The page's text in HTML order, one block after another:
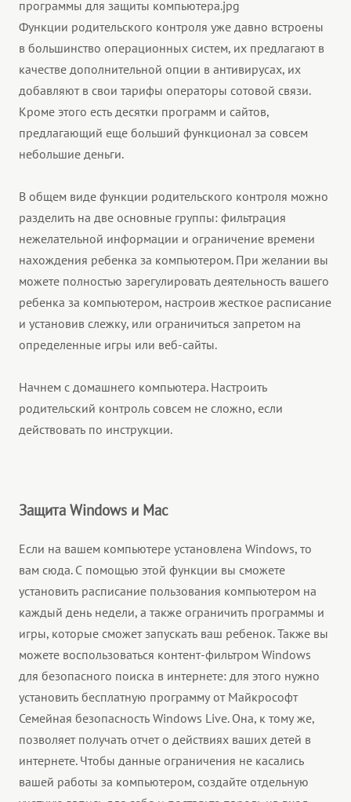
программы для защиты компьютера.jpg
Функции родительского контроля уже давно встроены
в большинство операционных систем, их предлагают в
качестве дополнительной опции в антивирусах, их
добавляют в свои тарифы операторы сотовой связи.
Кроме этого есть десятки программ и сайтов,
предлагающий еще больший функционал за совсем
небольшие деньги.
В общем виде функции родительского контроля можно
разделить на две основные группы: фильтрация
нежелательной информации и ограничение времени
нахождения ребенка за компьютером. При желании вы
можете полностью зарегулировать деятельность вашего
ребенка за компьютером, настроив жесткое расписание
и установив слежку, или ограничиться запретом на
определенные игры или веб-сайты.
Начнем с домашнего компьютера. Настроить
родительский контроль совсем не сложно, если
действовать по инструкции.
Защита Windows и Mac
Если на вашем компьютере установлена Windows, то
вам сюда. С помощью этой функции вы сможете
установить расписание пользования компьютером на
каждый день недели, а также ограничить программы и
игры, которые сможет запускать ваш ребенок. Также вы
можете воспользоваться контент-фильтром Windows
для безопасного поиска в интернете: для этого нужно
установить бесплатную программу от Майкрософт
Семейная безопасность Windows Live. Она, к тому же,
позволяет получать отчет о действиях ваших детей в
интернете. Чтобы данные ограничения не касались
вашей работы за компьютером, создайте отдельную